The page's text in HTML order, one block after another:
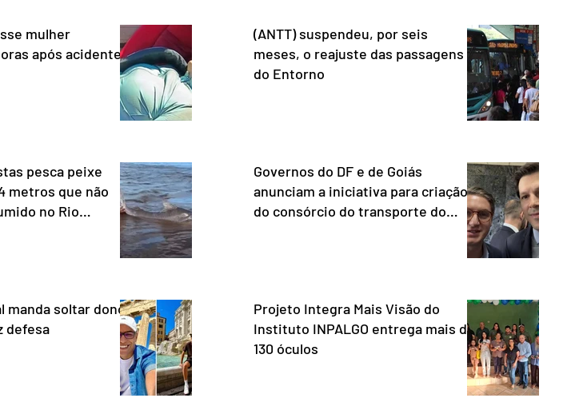
mulher
após acidente
pesca peixe
metros que não
no Rio
manda soltar dono
defesa
(ANTT) suspendeu, por seis
meses, o reajuste das passagens
do Entorno
Governos do DF e de Goiás
anunciam a iniciativa para criação
do consórcio do transporte do
Projeto Integra Mais Visão do
Instituto INPALGO entrega mais de
130 óculos